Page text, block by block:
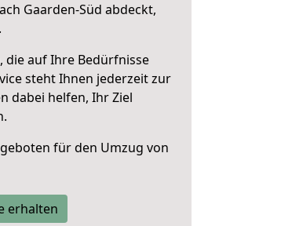
Gaarden-Süd abdeckt,
die auf Ihre Bedürfnisse
steht Ihnen jederzeit zur
dabei helfen, Ihr Ziel
für den Umzug von
erhalten